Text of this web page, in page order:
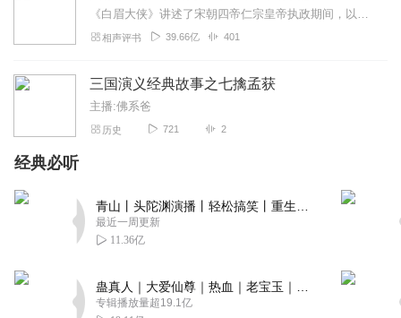
《白眉大侠》讲述了宋朝四帝仁宗皇帝执政期间，以徐良、白云瑞为书胆，包括七侠、大五义、小五义、小七杰等众开封府校尉，在八王赵德芳、包拯、颜查散等清官的支持下，为保...
相声评书 39.66亿 401
三国演义经典故事之七擒孟获
主播:佛系爸
历史 721 2
经典必听
最近一周更新
11.36亿
专辑播放量超19.1亿